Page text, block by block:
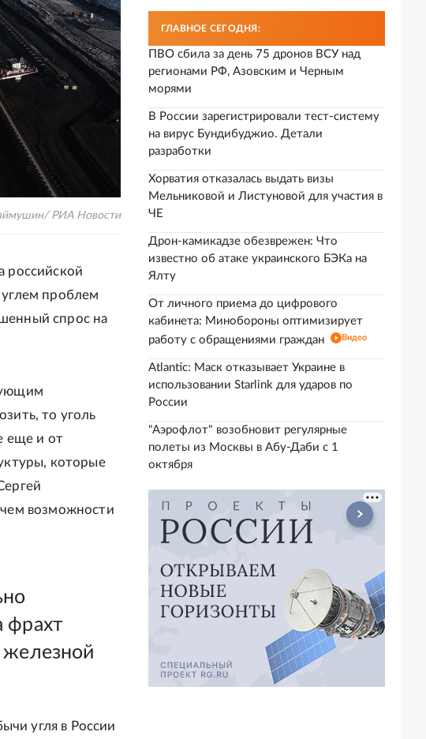
РИА Новости
российской
проблем
спрос на
то уголь
еще и от
которые
чем возможности
фрахт
железной
угля в России
ГЛАВНОЕ СЕГОДНЯ:
ПВО сбила за день 75 дронов ВСУ над
регионами РФ, Азовским и Черным
морями
В России зарегистрировали тест-систему
на вирус Бундибуджио. Детали
разработки
Хорватия отказалась выдать визы
Мельниковой и Листуновой для участия в
ЧЕ
Дрон-камикадзе обезврежен: Что
известно об атаке украинского БЭКа на
Ялту
От личного приема до цифрового
кабинета: Минобороны оптимизирует
работу с обращениями граждан
Видео
Atlantic: Маск отказывает Украине в
использовании Starlink для ударов по
России
"Аэрофлот" возобновит регулярные
полеты из Москвы в Абу-Даби с 1
октября